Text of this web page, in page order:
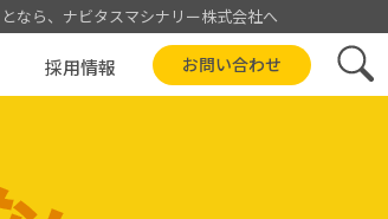
なら、ナビタスマシナリー株式会社へ
グ
店
採用情報 お問い合わせ